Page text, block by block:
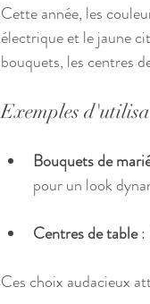
Cette année, les
électrique et le jaune
bouquets, les centres
Exemples
Bouquets de
pour un look
Centres de table :
Ces choix audacieux